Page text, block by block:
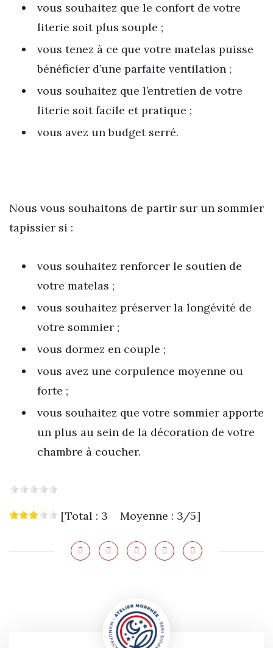
vous souhaitez que le confort de votre
literie soit plus souple ;
vous tenez à ce que votre matelas puisse
bénéficier d’une parfaite ventilation ;
vous souhaitez que l’entretien de votre
literie soit facile et pratique ;
vous avez un budget serré.
Nous vous souhaitons de partir sur un sommier
tapissier si :
vous souhaitez renforcer le soutien de
votre matelas ;
vous souhaitez préserver la longévité de
votre sommier ;
vous dormez en couple ;
vous avez une corpulence moyenne ou
forte ;
vous souhaitez que votre sommier apporte
un plus au sein de la décoration de votre
chambre à coucher.
[Total : 3 Moyenne : 3/5]